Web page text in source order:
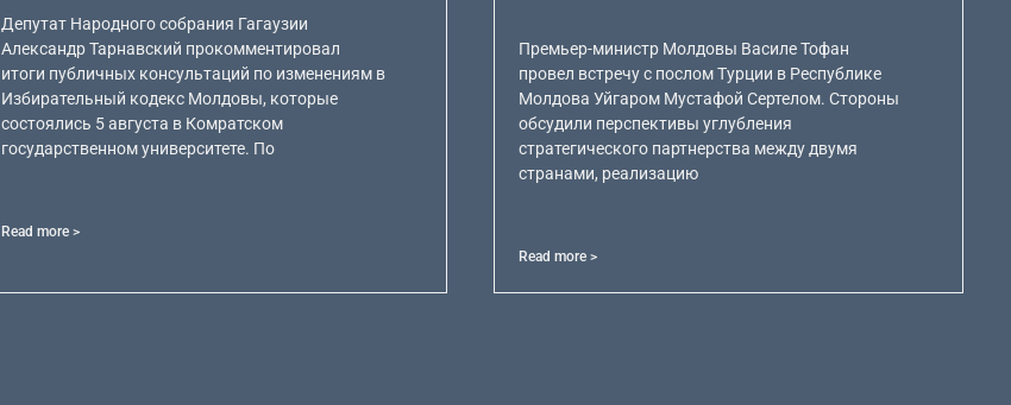
Депутат Народного собрания Гагаузии
Александр Тарнавский прокомментировал
итоги публичных консультаций по изменениям в
Избирательный кодекс Молдовы, которые
состоялись 5 августа в Комратском
государственном университете. По
Read more >
Премьер-министр Молдовы Василе Тофан
провел встречу с послом Турции в Республике
Молдова Уйгаром Мустафой Сертелом. Стороны
обсудили перспективы углубления
стратегического партнерства между двумя
странами, реализацию
Read more >